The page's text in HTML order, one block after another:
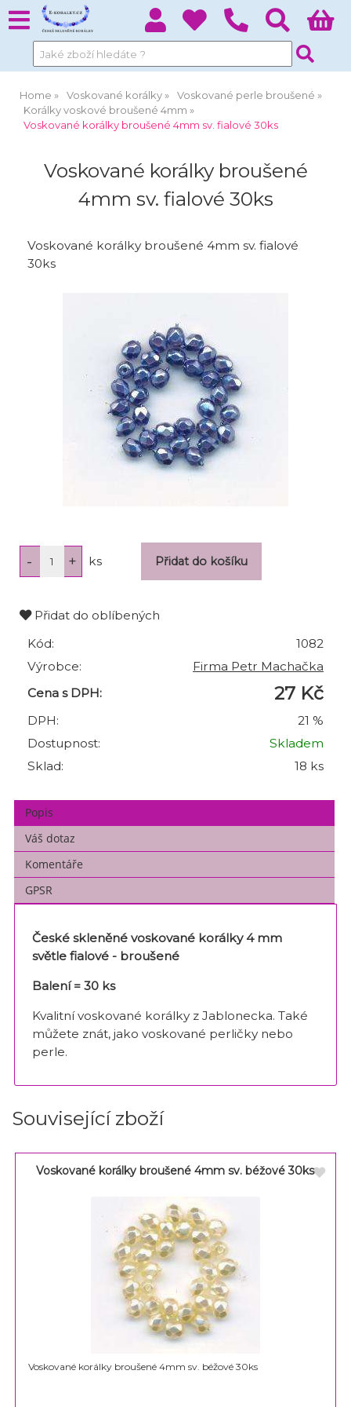
Home Voskované korálky
Voskované perle broušené
Korálky voskové broušené 4mm
Voskované korálky broušené 4mm sv. fialové 30ks
Voskované korálky broušené
4mm sv. fialové 30ks
Voskované korálky broušené 4mm sv. fialové
30ks
ks
Přidat do oblíbených
Kód:
1082
Výrobce:
Firma Petr Machačka
Cena s DPH:
27 Kč
DPH:
21 %
Dostupnost:
Skladem
Sklad:
18 ks
Popis
Váš dotaz
Komentáře
GPSR
České skleněné voskované korálky 4 mm
světle fialové - broušené
Balení = 30 ks
Kvalitní voskované korálky z Jablonecka. Také
můžete znát, jako voskované perličky nebo
perle.
Související zboží
Voskované korálky broušené 4mm sv. béžové 30ks
Voskované korálky broušené 4mm sv. béžové 30ks